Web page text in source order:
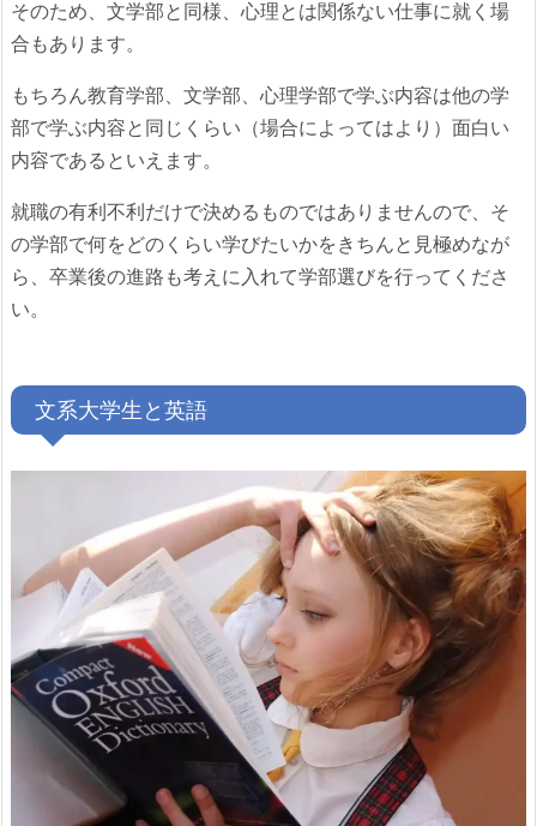
そのため、文学部と同様、心理とは関係ない仕事に就く場
合もあります。
もちろん教育学部、文学部、心理学部で学ぶ内容は他の学
部で学ぶ内容と同じくらい（場合によってはより）面白い
内容であるといえます。
就職の有利不利だけで決めるものではありませんので、そ
の学部で何をどのくらい学びたいかをきちんと見極めなが
ら、卒業後の進路も考えに入れて学部選びを行ってくださ
い。
文系大学生と英語